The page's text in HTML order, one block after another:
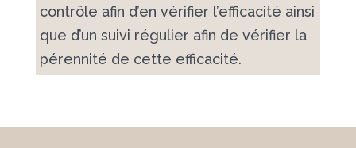
contrôle afin d’en vérifier l’efficacité ainsi
que d’un suivi régulier afin de vérifier la
pérennité de cette efficacité.